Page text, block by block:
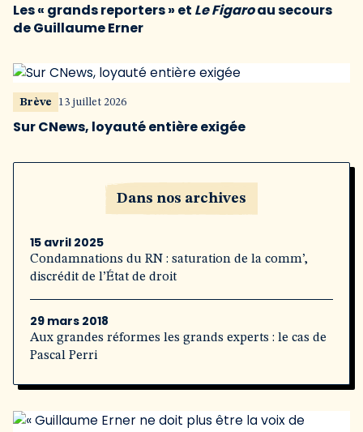
Les « grands reporters » et Le Figaroau secours
de Guillaume Erner
Brève 13 juillet 2026
Sur CNews, loyauté entière exigée
Dans nos archives
15 avril 2025
Condamnations du RN : saturation de la comm’,
discrédit de l’État de droit
29 mars 2018
Aux grandes réformes les grands experts : le cas de
Pascal Perri